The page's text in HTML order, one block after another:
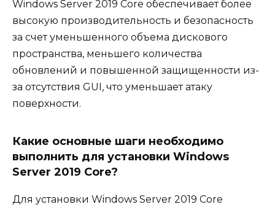
Windows Server 2019 Core обеспечивает более
высокую производительность и безопасность
за счет уменьшенного объема дискового
пространства, меньшего количества
обновлений и повышенной защищенности из-
за отсутствия GUI, что уменьшает атаку
поверхности.
Какие основные шаги необходимо
выполнить для установки Windows
Server 2019 Core?
Для установки Windows Server 2019 Core